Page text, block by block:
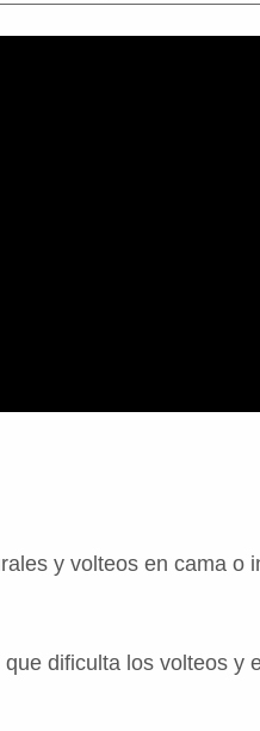
y volteos en cama o
dificulta los volteos y